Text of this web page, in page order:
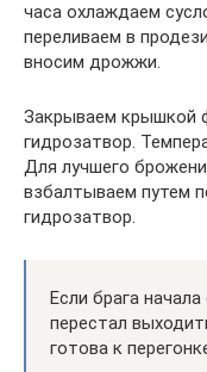
часа охлаждаем
переливаем в
вносим дрожжи.
Закрываем крышкой
гидрозатвор.
Для лучшего
взбалтываем путем
гидрозатвор.
Если брага
перестал
готова к